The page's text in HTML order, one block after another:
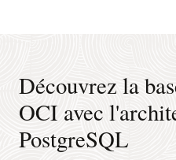
un
workflow
des
utilisateurs
à
Découvrez la
OCI avec
PostgreSQL